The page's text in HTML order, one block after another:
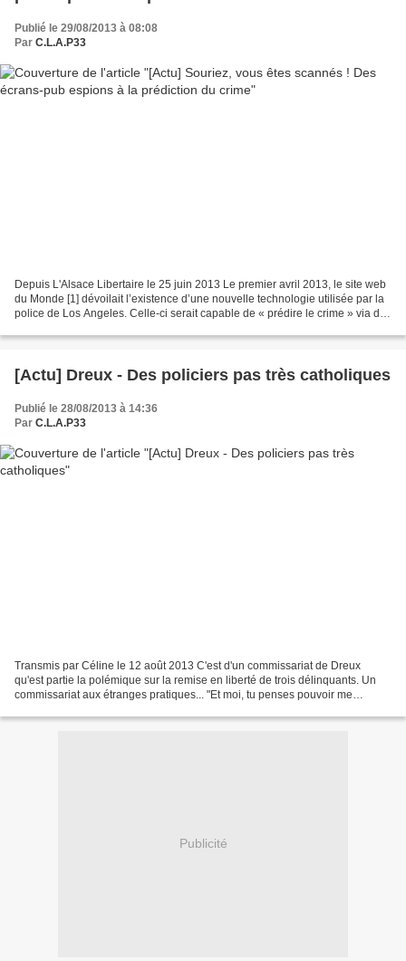
Publié le 29/08/2013 à 08:08
Par C.L.A.P33
Depuis L'Alsace Libertaire le 25 juin 2013 Le premier avril 2013, le site web
du Monde [1] dévoilait l’existence d’une nouvelle technologie utilisée par la
police de Los Angeles. Celle-ci serait capable de « prédire le crime » via des
[Actu] Dreux - Des policiers pas très catholiques
Publié le 28/08/2013 à 14:36
Par C.L.A.P33
Transmis par Céline le 12 août 2013 C'est d'un commissariat de Dreux
qu'est partie la polémique sur la remise en liberté de trois délinquants. Un
commissariat aux étranges pratiques... "Et moi, tu penses pouvoir me
Publicité